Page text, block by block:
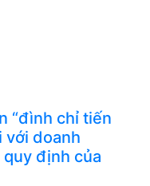
“đình chỉ tiến
với doanh
quy định của